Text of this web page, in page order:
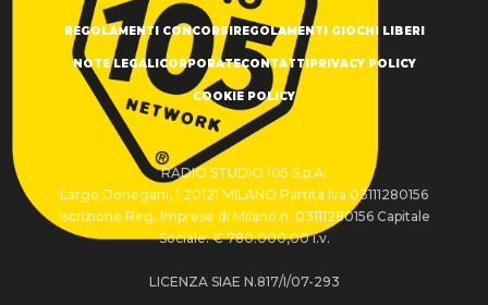
REGOLAMENTI CONCORSIREGOLAMENTI GIOCHI LIBERI
NOTE LEGALICORPORATECONTATTIPRIVACY POLICY
COOKIE POLICY
RADIO STUDIO 105 S.p.A.
Largo Donegani, 1 20121 MILANO Partita Iva 03111280156
Iscrizione Reg. Imprese di Milano n. 03111280156 Capitale
Sociale: € 780.000,00 i.v.
LICENZA SIAE N.817/I/07-293